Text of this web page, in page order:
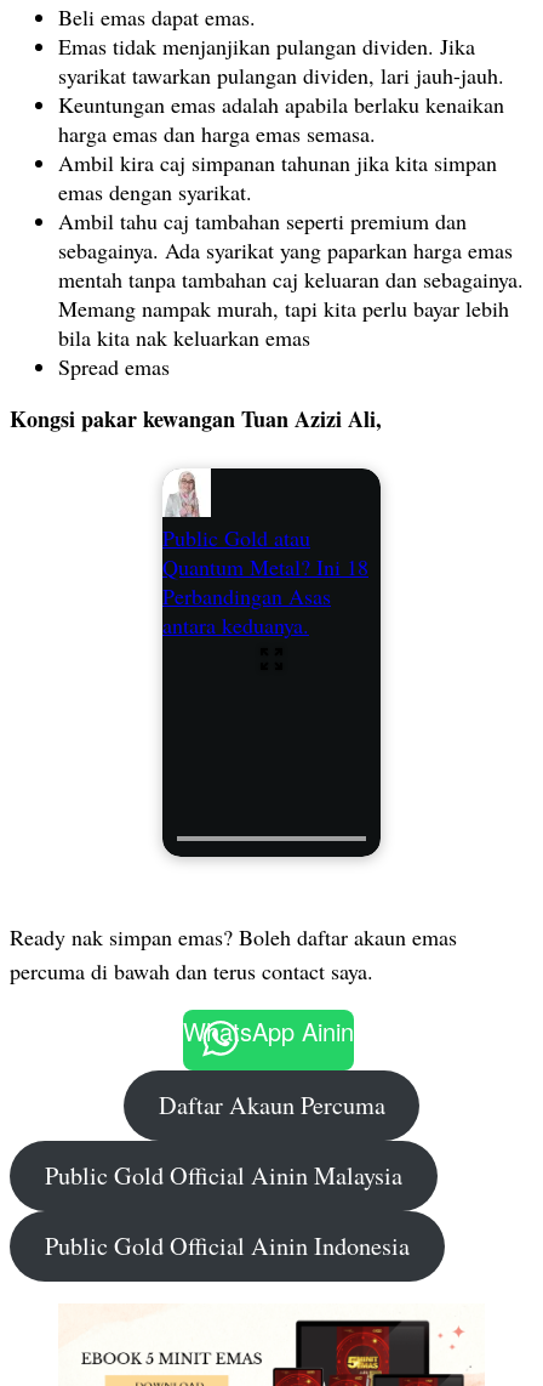
Beli emas dapat emas.
Emas tidak menjanjikan pulangan dividen. Jika
syarikat tawarkan pulangan dividen, lari jauh-jauh.
Keuntungan emas adalah apabila berlaku kenaikan
harga emas dan harga emas semasa.
Ambil kira caj simpanan tahunan jika kita simpan
emas dengan syarikat.
Ambil tahu caj tambahan seperti premium dan
sebagainya. Ada syarikat yang paparkan harga emas
mentah tanpa tambahan caj keluaran dan sebagainya.
Memang nampak murah, tapi kita perlu bayar lebih
bila kita nak keluarkan emas
Spread emas
Kongsi pakar kewangan Tuan Azizi Ali,
Public Gold atau
Quantum Metal? Ini 18
Perbandingan Asas
antara keduanya.
Ready nak simpan emas? Boleh daftar akaun emas
percuma di bawah dan terus contact saya.
WhatsApp Ainin
Daftar Akaun Percuma
Public Gold Official Ainin Malaysia
Public Gold Official Ainin Indonesia